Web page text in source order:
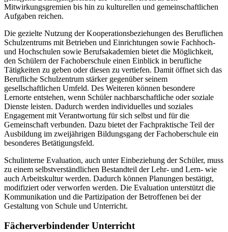
Mitwirkungsgremien bis hin zu kulturellen und gemeinschaftlichen
Aufgaben reichen.
Die gezielte Nutzung der Kooperationsbeziehungen des Beruflichen
Schulzentrums mit Betrieben und Einrichtungen sowie Fachhoch-
und Hochschulen sowie Berufsakademien bietet die Möglichkeit,
den Schülern der Fachoberschule einen Einblick in berufliche
Tätigkeiten zu geben oder diesen zu vertiefen. Damit öffnet sich das
Berufliche Schulzentrum stärker gegenüber seinem
gesellschaftlichen Umfeld. Des Weiteren können besondere
Lernorte entstehen, wenn Schüler nachbarschaftliche oder soziale
Dienste leisten. Dadurch werden individuelles und soziales
Engagement mit Verantwortung für sich selbst und für die
Gemeinschaft verbunden. Dazu bietet der Fachpraktische Teil der
Ausbildung im zweijährigen Bildungsgang der Fachoberschule ein
besonderes Betätigungsfeld.
Schulinterne Evaluation, auch unter Einbeziehung der Schüler, muss
zu einem selbstverständlichen Bestandteil der Lehr- und Lern- wie
auch Arbeitskultur werden. Dadurch können Planungen bestätigt,
modifiziert oder verworfen werden. Die Evaluation unterstützt die
Kommunikation und die Partizipation der Betroffenen bei der
Gestaltung von Schule und Unterricht.
Fächerverbindender Unterricht